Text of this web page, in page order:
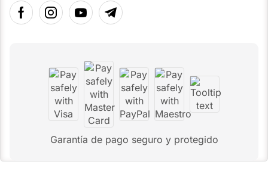
Garantía de pago seguro y protegido